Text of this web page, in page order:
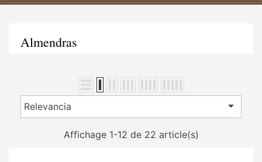
Almendras
Relevancia 
Affichage 1-12 de 22 article(s)